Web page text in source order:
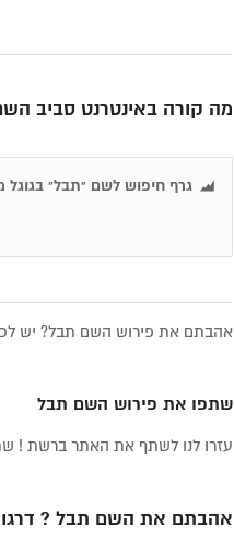
מה קורה באינטרנט סביב
גרף חיפוש לשם "תבל" בגוגל
אהבתם את פירוש השם תבל? יש
שתפו את פירוש השם תבל
עזרו לנו לשתף את האתר ברשת !
אהבתם את השם תבל ?